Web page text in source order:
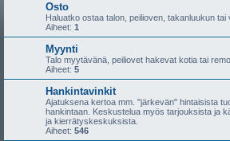
Osto
Haluatko ostaa talon, peilioven, takanluukun tai
Aiheet: 1
Myynti
Talo myytävänä, peiliovet hakevat kotia tai
Aiheet: 5
Hankintavinkit
Ajatuksena kertoa mm. "järkevän" hintaisista
hankintaan. Keskustelua myös tarjouksista ja
ja kierrätyskeskuksista.
Aiheet: 546